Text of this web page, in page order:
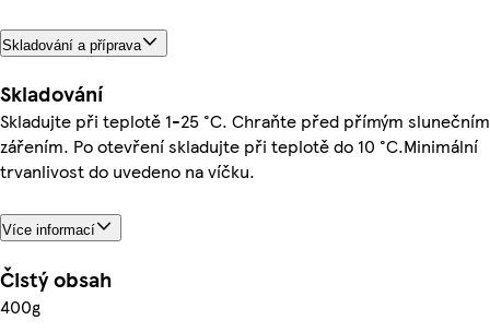
Skladování a příprava
Skladování
Skladujte při teplotě 1-25 °C. Chraňte před přímým slunečním
zářením. Po otevření skladujte při teplotě do 10 °C.Minimální
trvanlivost do uvedeno na víčku.
Více informací
Čistý obsah
400g